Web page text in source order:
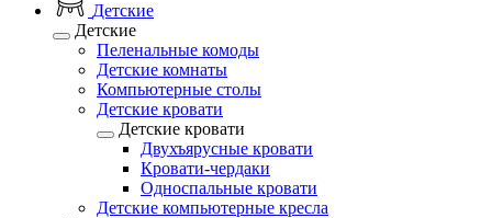
Детские
Детские
Пеленальные комоды
Детские комнаты
Компьютерные столы
Детские кровати
Детские кровати
Двухъярусные кровати
Кровати-чердаки
Односпальные кровати
Детские компьютерные кресла